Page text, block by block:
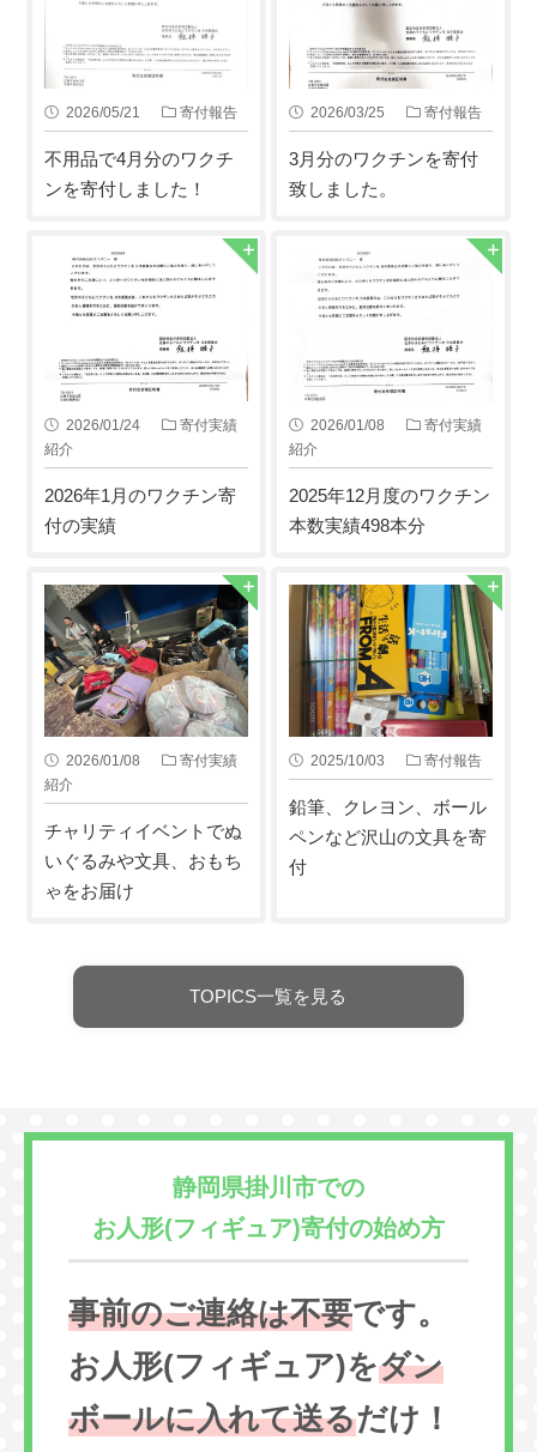
2026/05/21 寄付報告
不用品で4月分のワクチ
ンを寄付しました！
2026/03/25 寄付報告
3月分のワクチンを寄付
致しました。
2026/01/24
寄付実績
紹介
2026年1月のワクチン寄
付の実績
2026/01/08
寄付実績
紹介
2025年12月度のワクチン
本数実績498本分
2026/01/08
寄付実績
紹介
チャリティイベントでぬ
いぐるみや文具、おもち
ゃをお届け
2025/10/03 寄付報告
鉛筆、クレヨン、ボール
ペンなど沢山の文具を寄
付
TOPICS一覧を見る
静岡県掛川市での
お人形(フィギュア)寄付の始め方
事前のご連絡は不要です。
お人形(フィギュア)をダン
ボールに入れて送るだけ！